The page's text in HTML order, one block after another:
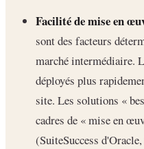
Facilité de mise en
sont des facteurs
marché intermédiaire.
déployés plus
site. Les solutions «
cadres de « mise en
(SuiteSuccess